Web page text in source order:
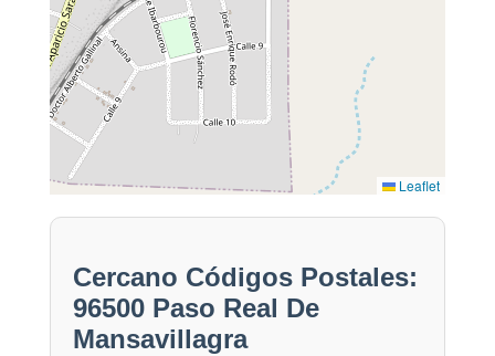
Leaflet
Cercano Códigos Postales:
96500 Paso Real De
Mansavillagra